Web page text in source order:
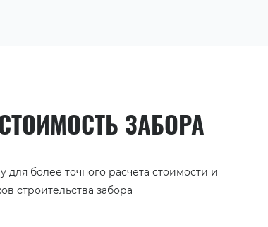
ЗАБОРА
для более точного расчета стоимости и
строительства забора